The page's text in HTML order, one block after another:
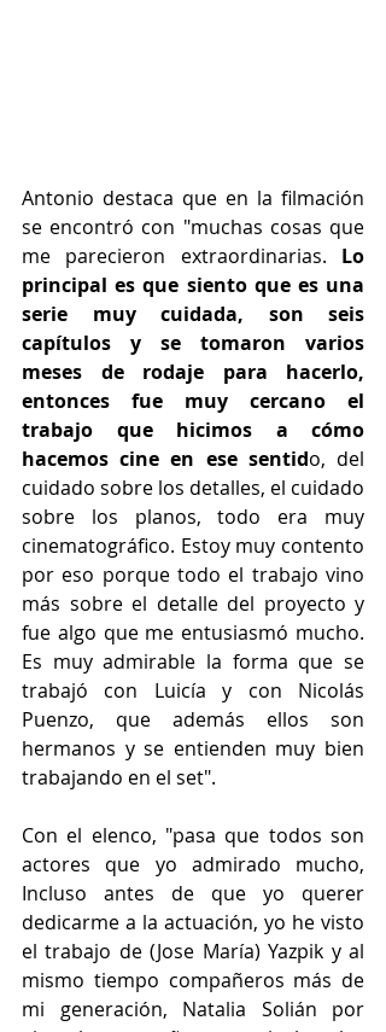
Antonio destaca que en la filmación
se encontró con "muchas cosas que
me parecieron extraordinarias. Lo
principal es que siento que es una
serie muy cuidada, son seis
capítulos y se tomaron varios
meses de rodaje para hacerlo,
entonces fue muy cercano el
trabajo que hicimos a cómo
hacemos cine en ese sentido, del
cuidado sobre los detalles, el cuidado
sobre los planos, todo era muy
cinematográfico. Estoy muy contento
por eso porque todo el trabajo vino
más sobre el detalle del proyecto y
fue algo que me entusiasmó mucho.
Es muy admirable la forma que se
trabajó con Luicía y con Nicolás
Puenzo, que además ellos son
hermanos y se entienden muy bien
trabajando en el set".
Con el elenco, "pasa que todos son
actores que yo admirado mucho,
Incluso antes de que yo querer
dedicarme a la actuación, yo he visto
el trabajo de (Jose María) Yazpik y al
mismo tiempo compañeros más de
mi generación, Natalia Solián por